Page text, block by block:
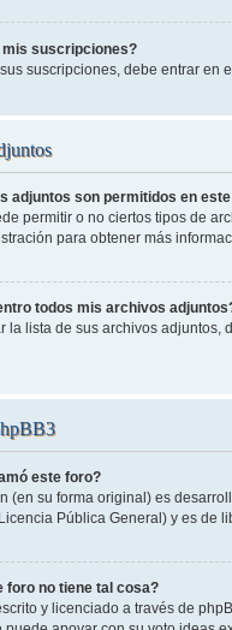
mis suscripciones?
suscripciones, debe entrar en
adjuntos son permitidos en
permitir o no ciertos tipos de
para obtener más
todos mis archivos
la lista de sus archivos
este foro?
(en su forma original) es
Pública General) y es de
foro no tiene tal cosa?
y licenciado a través de